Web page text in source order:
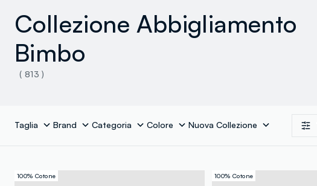
Collezione Abbigliamento
Bimbo
( 813 )
Taglia Brand Categoria Colore Nuova Collezione
100% Cotone 100% Cotone